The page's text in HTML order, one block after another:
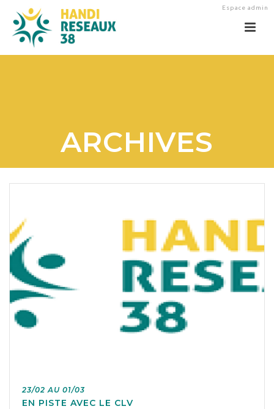
Espace admin
ARCHIVES
23/02 AU 01/03
EN PISTE AVEC LE CLV